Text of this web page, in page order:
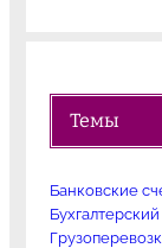
Темы
Банковские
Бухгалтерский